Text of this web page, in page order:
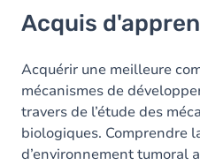
Objectifs
Contenu
Table des matières
Acquis
Acquérir une meilleure
mécanismes de
travers de l’étude des
biologiques. Comprendre
d’environnement tumoral